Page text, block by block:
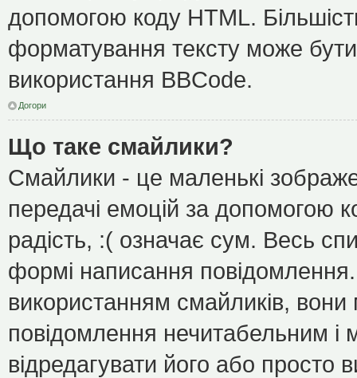
допомогою коду HTML.
форматування тексту може
використання BBCode.
Догори
Що таке смайлики?
Смайлики - це маленькі
передачі емоцій за допомогою
радість, :( означає сум. Весь
формі написання
використанням смайликів,
повідомлення нечитабельним
відредагувати його або